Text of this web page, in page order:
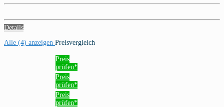
Details
Alle (4) anzeigen Preisvergleich
Preis
prüfen*
Preis
prüfen*
Preis
prüfen*